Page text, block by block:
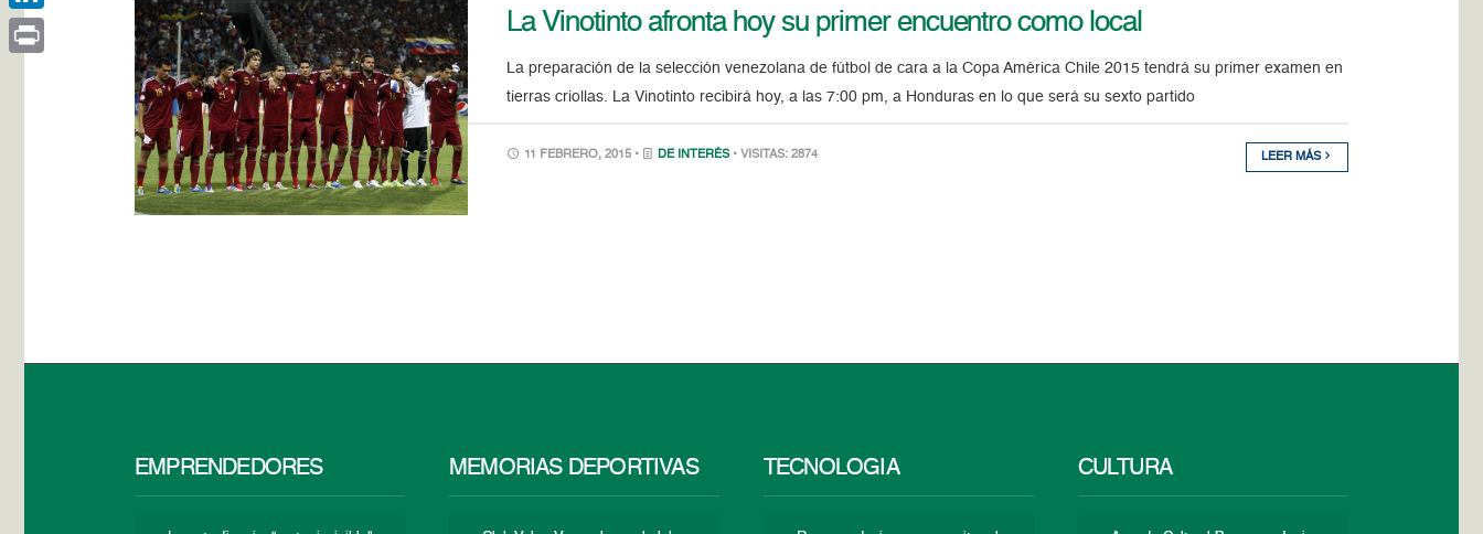
La Vinotinto afronta hoy su primer encuentro como local
La preparación de la selección venezolana de fútbol de cara a la Copa América Chile 2015 tendrá su primer examen en
tierras criollas. La Vinotinto recibirá hoy, a las 7:00 pm, a Honduras en lo que será su sexto partido
11 FEBRERO, 2015 • DE INTERÉS • VISITAS: 2874 LEER MÁS
EMPRENDEDORES MEMORIAS DEPORTIVAS TECNOLOGÍA CULTURA
LinkedIn